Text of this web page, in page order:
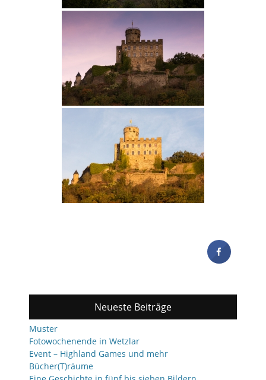
Neueste Beiträge
Muster
Fotowochenende in Wetzlar
Event – Highland Games und mehr
Bücher(T)räume